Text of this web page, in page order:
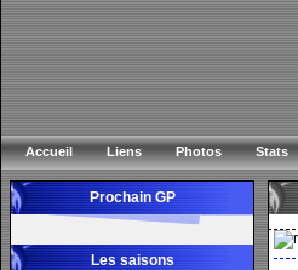
Accueil Liens Photos Stats
Prochain GP
Les saisons